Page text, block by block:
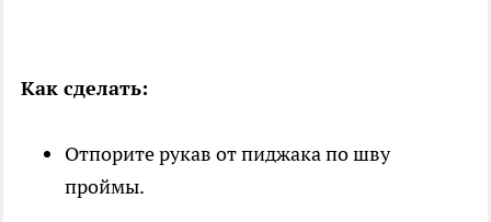
Как сделать:
Отпорите рукав от пиджака по шву
проймы.